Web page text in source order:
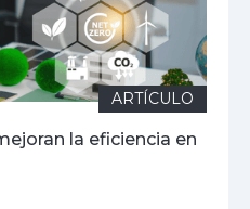
ARTÍCULO
la eficiencia en